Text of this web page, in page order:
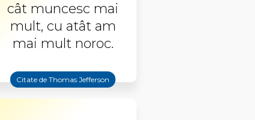
cât muncesc mai
mult, cu atât am
mai mult noroc.
Citate de Thomas Jefferson